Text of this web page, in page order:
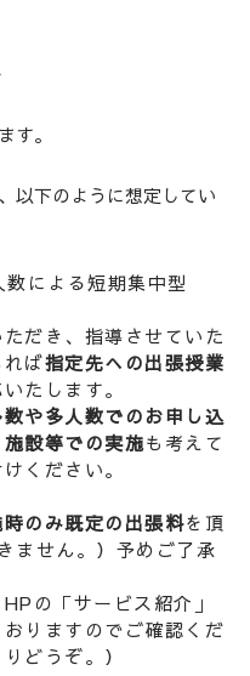
す。
以下のように想定してい
による短期集中型
ただき、指導させていた
ば指定先への出張授業
たします。
や多人数でのお申し込
設等での実施も考えて
ください。
のみ既定の出張料を頂
ません。）予めご了承
の「サービス紹介」
りますのでご確認くだ
どうぞ。）